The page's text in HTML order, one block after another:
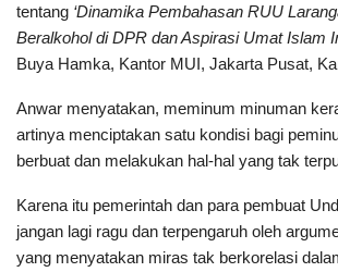
tentang ‘Dinamika Pembahasan RUU
Beralkohol di DPR dan Aspirasi Umat Islam
Buya Hamka, Kantor MUI, Jakarta Pusat,
Anwar menyatakan, meminum minuman
artinya menciptakan satu kondisi bagi
berbuat dan melakukan hal-hal yang tak
Karena itu pemerintah dan para pembuat
jangan lagi ragu dan terpengaruh oleh
yang menyatakan miras tak berkorelasi